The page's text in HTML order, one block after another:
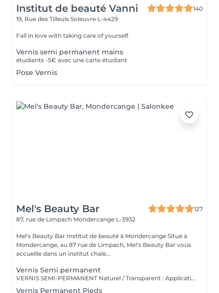
Institut de beauté Vanni
140
19, Rue des Tilleuls Soleuvre L-4429
Fall in love with taking care of yourself
Vernis semi permanent mains
étudiants -5€ avec une carte étudiant
Pose Vernis
Mel's Beauty Bar
127
87, rue de Limpach Mondercange L-3932
Mel's Beauty Bar Institut de beauté à Mondercange Situé à
Mondercange, au 87 rue de Limpach, Mel's Beauty Bar vous
accueille dans un institut chale...
Vernis Semi permanent
VERNIS SEMI-PERMANENT Naturel / Transparent : Application d'un vernis semi-permanent neutre pour un effet soigné et discret. Couleur : Vernis semi-permanent coloré avec tenue longue durée (2-3 semaines). French : Bord libre blanc et base nude pour un look classique et élégant. Baby-Boomer : Dégradé subtil entre le blanc et le rose, effet fondu très tendance. Semi + Déco : Ajout de décoration (strass, paillettes, dessins) sur vernis semi-permanent. Gainage : Renforcement de l'ongle naturel avec rubber base + vernis semi-permanent pour plus de tenue.
Vernis Permanent Pieds